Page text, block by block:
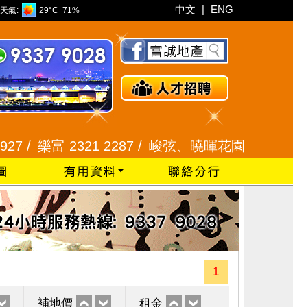
天氣: 29°C 71% 中文 | ENG
樂富 2321 2287 /峻弦、曉暉花園 2345 1286 /
1
補地價 租金